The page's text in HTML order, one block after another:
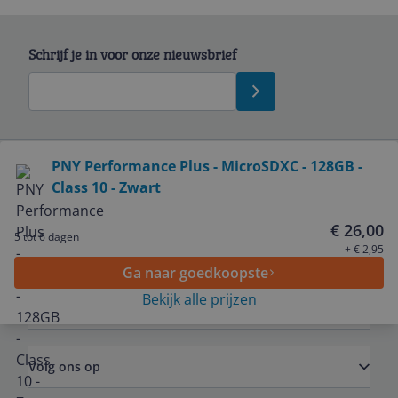
PNY Performance Plus - MicroSDXC - 128GB -
Class 10 - Zwart
5 tot 6 dagen € 26,00
+ € 2,95
Ga naar goedkoopste
Bekijk alle prijzen
Schrijf je in voor onze nieuwsbrief
Service
Algemeen
Volg ons op